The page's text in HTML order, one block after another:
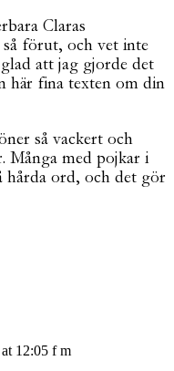
Claras
förut, och vet inte
att jag gjorde det
här fina texten om din
så vackert och
Många med pojkar i
hårda ord, och det gör
12:05 f m